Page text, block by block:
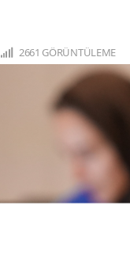
2661 GÖRÜNTÜLEME